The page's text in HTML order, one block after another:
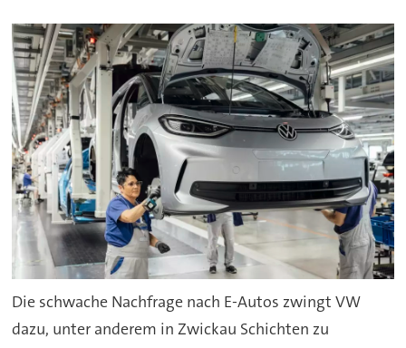
Die schwache Nachfrage nach E-Autos zwingt VW
dazu, unter anderem in Zwickau Schichten zu